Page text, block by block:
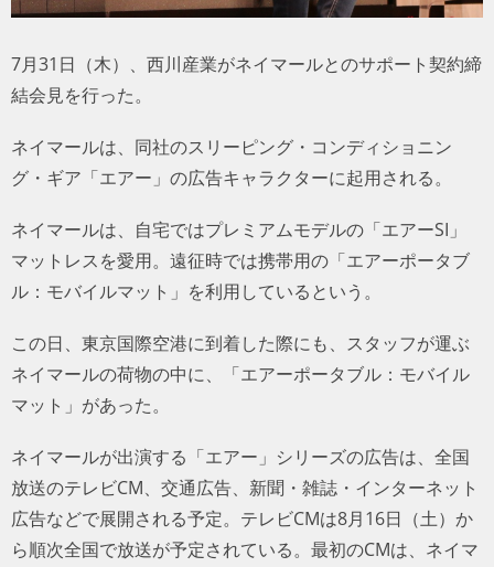
7月31日（木）、西川産業がネイマールとのサポート契約締
結会見を行った。
ネイマールは、同社のスリーピング・コンディショニン
グ・ギア「エアー」の広告キャラクターに起用される。
ネイマールは、自宅ではプレミアムモデルの「エアーSI」
マットレスを愛用。遠征時では携帯用の「エアーポータブ
ル：モバイルマット」を利用しているという。
この日、東京国際空港に到着した際にも、スタッフが運ぶ
ネイマールの荷物の中に、「エアーポータブル：モバイル
マット」があった。
ネイマールが出演する「エアー」シリーズの広告は、全国
放送のテレビCM、交通広告、新聞・雑誌・インターネット
広告などで展開される予定。テレビCMは8月16日（土）か
ら順次全国で放送が予定されている。最初のCMは、ネイマ